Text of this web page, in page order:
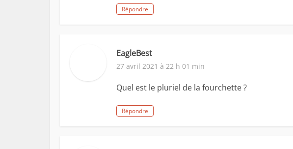
Répondre
EagleBest
27 avril 2021 à 22 h 01 min
Quel est le pluriel de la fourchette ?
Répondre